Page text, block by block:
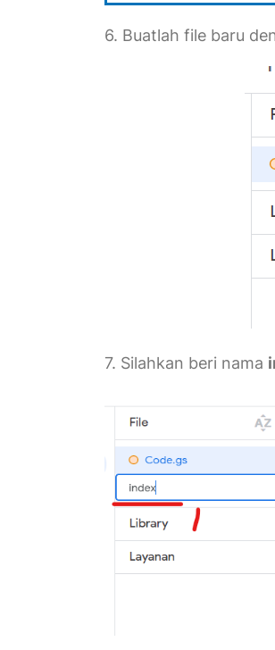
6. Buatlah file baru
7. Silahkan beri nama